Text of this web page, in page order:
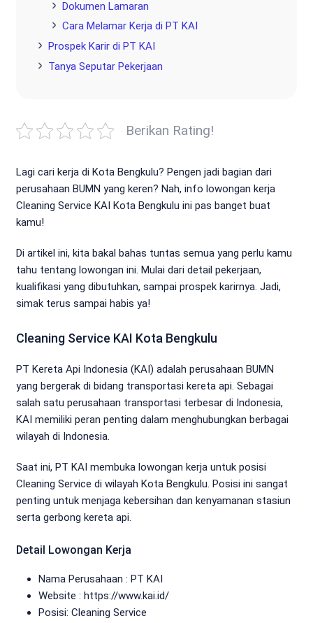
Dokumen Lamaran
Cara Melamar Kerja di PT KAI
Prospek Karir di PT KAI
Tanya Seputar Pekerjaan
Berikan Rating!
Lagi cari kerja di Kota Bengkulu? Pengen jadi bagian dari
perusahaan BUMN yang keren? Nah, info lowongan kerja
Cleaning Service KAI Kota Bengkulu ini pas banget buat
kamu!
Di artikel ini, kita bakal bahas tuntas semua yang perlu kamu
tahu tentang lowongan ini. Mulai dari detail pekerjaan,
kualifikasi yang dibutuhkan, sampai prospek karirnya. Jadi,
simak terus sampai habis ya!
Cleaning Service KAI Kota Bengkulu
PT Kereta Api Indonesia (KAI) adalah perusahaan BUMN
yang bergerak di bidang transportasi kereta api. Sebagai
salah satu perusahaan transportasi terbesar di Indonesia,
KAI memiliki peran penting dalam menghubungkan berbagai
wilayah di Indonesia.
Saat ini, PT KAI membuka lowongan kerja untuk posisi
Cleaning Service di wilayah Kota Bengkulu. Posisi ini sangat
penting untuk menjaga kebersihan dan kenyamanan stasiun
serta gerbong kereta api.
Detail Lowongan Kerja
Nama Perusahaan : PT KAI
Website : https://www.kai.id/
Posisi: Cleaning Service